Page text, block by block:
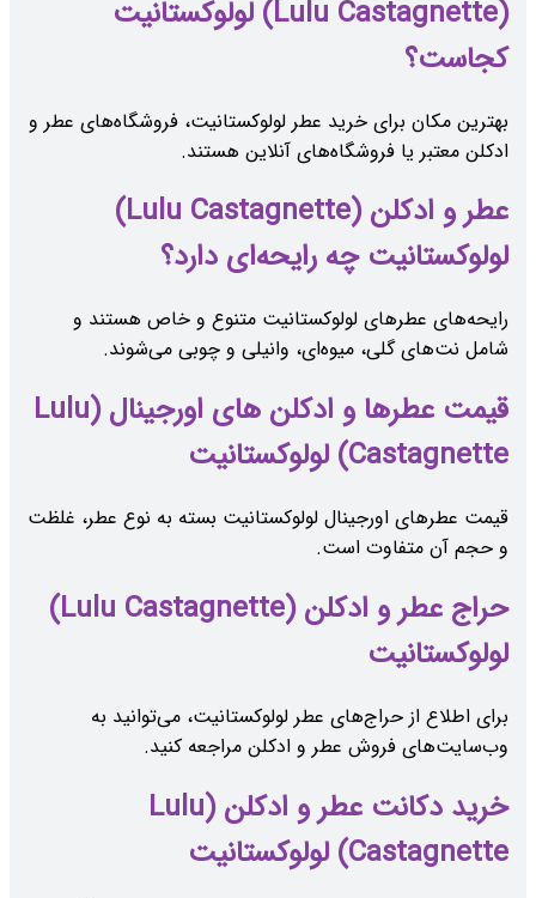
(Lulu Castagnette) لولوکستانیت
کجاست؟
بهترین مکان برای خرید عطر لولوکستانیت، فروشگاه‌های عطر و
ادکلن معتبر یا فروشگاه‌های آنلاین هستند.
عطر و ادکلن (Lulu Castagnette)
لولوکستانیت چه رایحه‌ای دارد؟
رایحه‌های عطرهای لولوکستانیت متنوع و خاص هستند و
شامل نت‌های گلی، میوه‌ای، وانیلی و چوبی می‌شوند.
قیمت عطرها و ادکلن های اورجینال (Lulu
Castagnette) لولوکستانیت
قیمت عطرهای اورجینال لولوکستانیت بسته به نوع عطر، غلظت
و حجم آن متفاوت است.
حراج عطر و ادکلن (Lulu Castagnette)
لولوکستانیت
برای اطلاع از حراج‌های عطر لولوکستانیت، می‌توانید به
وب‌سایت‌های فروش عطر و ادکلن مراجعه کنید.
خرید دکانت عطر و ادکلن (Lulu
Castagnette) لولوکستانیت